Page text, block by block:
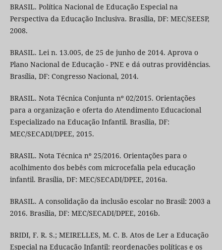
BRASIL. Política Nacional de Educação Especial na
Perspectiva da Educação Inclusiva. Brasília, DF: MEC/SEESP,
2008.
BRASIL. Lei n. 13.005, de 25 de junho de 2014. Aprova o
Plano Nacional de Educação - PNE e dá outras providências.
Brasília, DF: Congresso Nacional, 2014.
BRASIL. Nota Técnica Conjunta nº 02/2015. Orientações
para a organização e oferta do Atendimento Educacional
Especializado na Educação Infantil. Brasília, DF:
MEC/SECADI/DPEE, 2015.
BRASIL. Nota Técnica nº 25/2016. Orientações para o
acolhimento dos bebês com microcefalia pela educação
infantil. Brasília, DF: MEC/SECADI/DPEE, 2016a.
BRASIL. A consolidação da inclusão escolar no Brasil: 2003 a
2016. Brasília, DF: MEC/SECADI/DPEE, 2016b.
BRIDI, F. R. S.; MEIRELLES, M. C. B. Atos de Ler a Educação
Especial na Educação Infantil: reordenações políticas e os